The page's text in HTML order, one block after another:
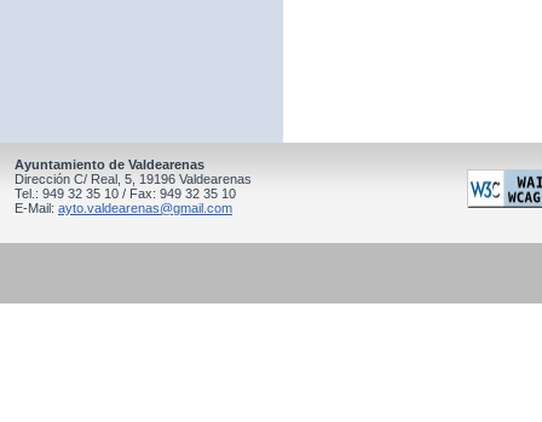
Ayuntamiento de Valdearenas
Dirección C/ Real, 5, 19196 Valdearenas
Tel.: 949 32 35 10 / Fax: 949 32 35 10
E-Mail: ayto.valdearenas@gmail.com